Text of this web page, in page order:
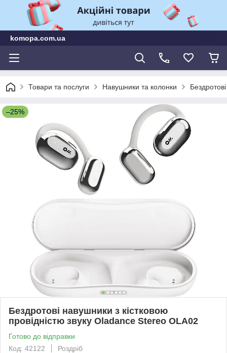
komopa.com.ua
Товари та послуги Навушники та колонки
–25%
Бездротові навушники з кістковою
провідністю звуку Oladance Stereo OLA02
Готово до відправки
Код: 42122
Роздріб